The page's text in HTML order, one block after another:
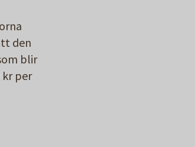
den
blir
kr per